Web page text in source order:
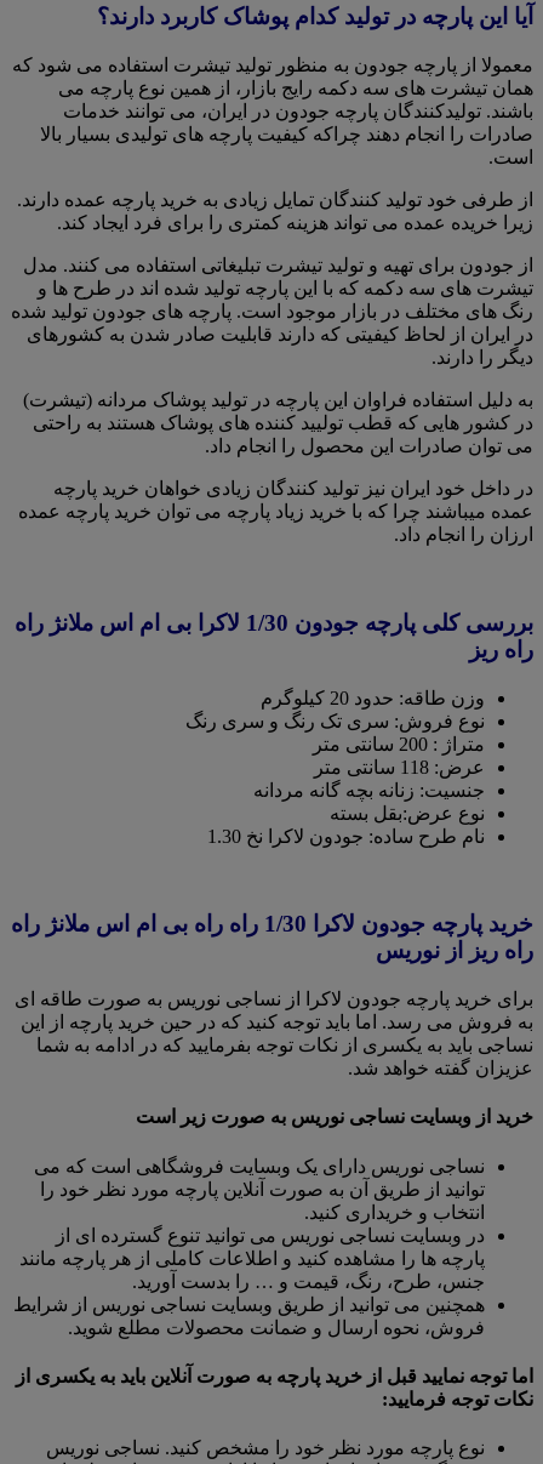
آیا این پارچه در تولید کدام پوشاک کاربرد دارند؟
معمولا از پارچه جودون به منظور تولید تیشرت استفاده می شود که
همان تیشرت های سه دکمه رایج بازار، از همین نوع پارچه می
باشند. تولیدکنندگان پارچه جودون در ایران، می توانند خدمات
صادرات را انجام دهند چراکه کیفیت پارچه های تولیدی بسیار بالا
است.
از طرفی خود تولید کنندگان تمایل زیادی به خرید پارچه عمده دارند.
زیرا خریده عمده می تواند هزینه کمتری را برای فرد ایجاد کند.
از جودون برای تهیه و تولید تیشرت تبلیغاتی استفاده می کنند. مدل
تیشرت های سه دکمه که با این پارچه تولید شده اند در طرح ها و
رنگ های مختلف در بازار موجود است. پارچه های جودون تولید شده
در ایران از لحاظ کیفیتی که دارند قابلیت صادر شدن به کشورهای
دیگر را دارند.
به دلیل استفاده فراوان این پارچه در تولید پوشاک مردانه (تیشرت)
در کشور هایی که قطب تولیید کننده های پوشاک هستند به راحتی
می توان صادرات این محصول را انجام داد.
در داخل خود ایران نیز تولید کنندگان زیادی خواهان خرید پارچه
عمده میباشند چرا که با خرید زیاد پارچه می توان خرید پارچه عمده
ارزان را انجام داد.
بررسی کلی پارچه جودون 1/30 لاکرا بی ام اس ملانژ راه
راه ریز
وزن طاقه: حدود 20 کیلوگرم
نوع فروش: سری تک رنگ و سری رنگ
متراژ : 200 سانتی متر
عرض: 118 سانتی متر
جنسیت: زنانه بچه گانه مردانه
نوع عرض:بقل بسته
نام طرح ساده: جودون لاکرا نخ 1.30
خرید پارچه جودون لاکرا 1/30 راه راه بی ام اس ملانژ راه
راه ریز از نوریس
برای خرید پارچه جودون لاکرا از نساجی نوریس به صورت طاقه ای
به فروش می رسد. اما باید توجه کنید که در حین خرید پارچه از این
نساجی باید به یکسری از نکات توجه بفرمایید که در ادامه به شما
عزیزان گفته خواهد شد.
خرید از وبسایت نساجی نوریس به صورت زیر است
نساجی نوریس دارای یک وبسایت فروشگاهی است که می
توانید از طریق آن به صورت آنلاین پارچه مورد نظر خود را
انتخاب و خریداری کنید.
در وبسایت نساجی نوریس می توانید تنوع گسترده ای از
پارچه ها را مشاهده کنید و اطلاعات کاملی از هر پارچه مانند
جنس، طرح، رنگ، قیمت و … را بدست آورید.
همچنین می توانید از طریق وبسایت نساجی نوریس از شرایط
فروش، نحوه ارسال و ضمانت محصولات مطلع شوید.
اما توجه نمایید قبل از خرید پارچه به صورت آنلاین باید به یکسری از
نکات توجه فرمایید:
نوع پارچه مورد نظر خود را مشخص کنید. نساجی نوریس